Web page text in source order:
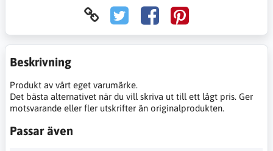
Beskrivning
Produkt av vårt eget varumärke.
Det bästa alternativet när du vill skriva ut till ett lågt pris. Ger
motsvarande eller fler utskrifter än originalprodukten.
Passar även